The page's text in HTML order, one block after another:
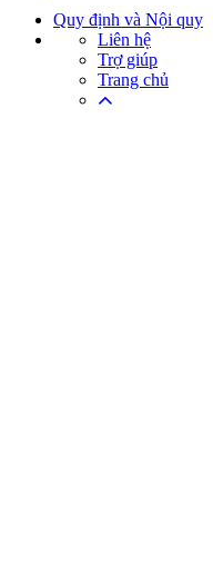
Quy định và Nội quy
Liên hệ
Trợ giúp
Trang chủ